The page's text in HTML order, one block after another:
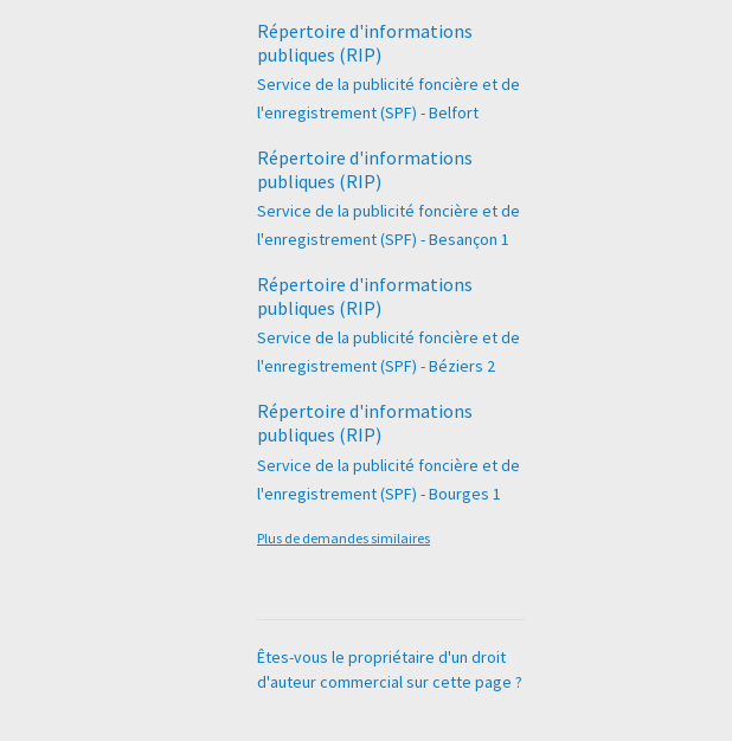
Répertoire d'informations
publiques (RIP)
Service de la publicité foncière et de
l'enregistrement (SPF) - Belfort
Répertoire d'informations
publiques (RIP)
Service de la publicité foncière et de
l'enregistrement (SPF) - Besançon 1
Répertoire d'informations
publiques (RIP)
Service de la publicité foncière et de
l'enregistrement (SPF) - Béziers 2
Répertoire d'informations
publiques (RIP)
Service de la publicité foncière et de
l'enregistrement (SPF) - Bourges 1
Plus de demandes similaires
Êtes-vous le propriétaire d'un droit
d'auteur commercial sur cette page ?